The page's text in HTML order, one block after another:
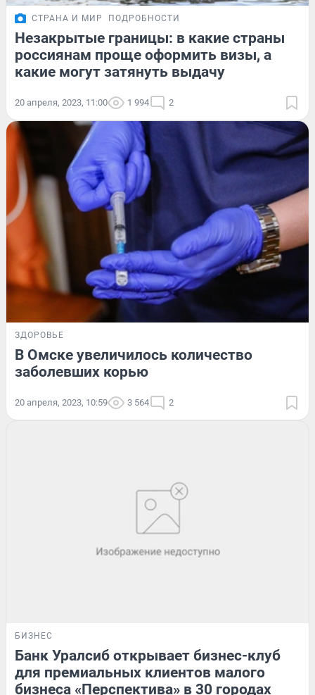
СТРАНА И МИР ПОДРОБНОСТИ
Незакрытые границы: в какие страны
россиянам проще оформить визы, а
какие могут затянуть выдачу
20 апреля, 2023, 11:00 1 994 2
ЗДОРОВЬЕ
В Омске увеличилось количество
заболевших корью
20 апреля, 2023, 10:59 3 564 2
БИЗНЕС
Банк Уралсиб открывает бизнес-клуб
для премиальных клиентов малого
бизнеса «Перспектива» в 30 городах